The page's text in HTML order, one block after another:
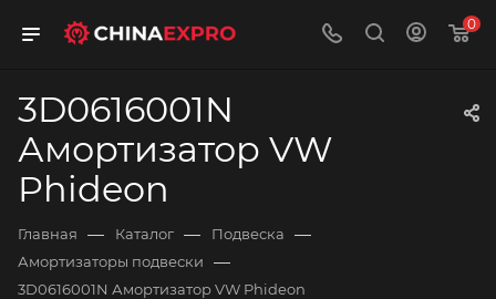
0
3D0616001N
Амортизатор VW
Phideon
Главная — Каталог — Подвеска —
Амортизаторы подвески —
3D0616001N Амортизатор VW Phideon